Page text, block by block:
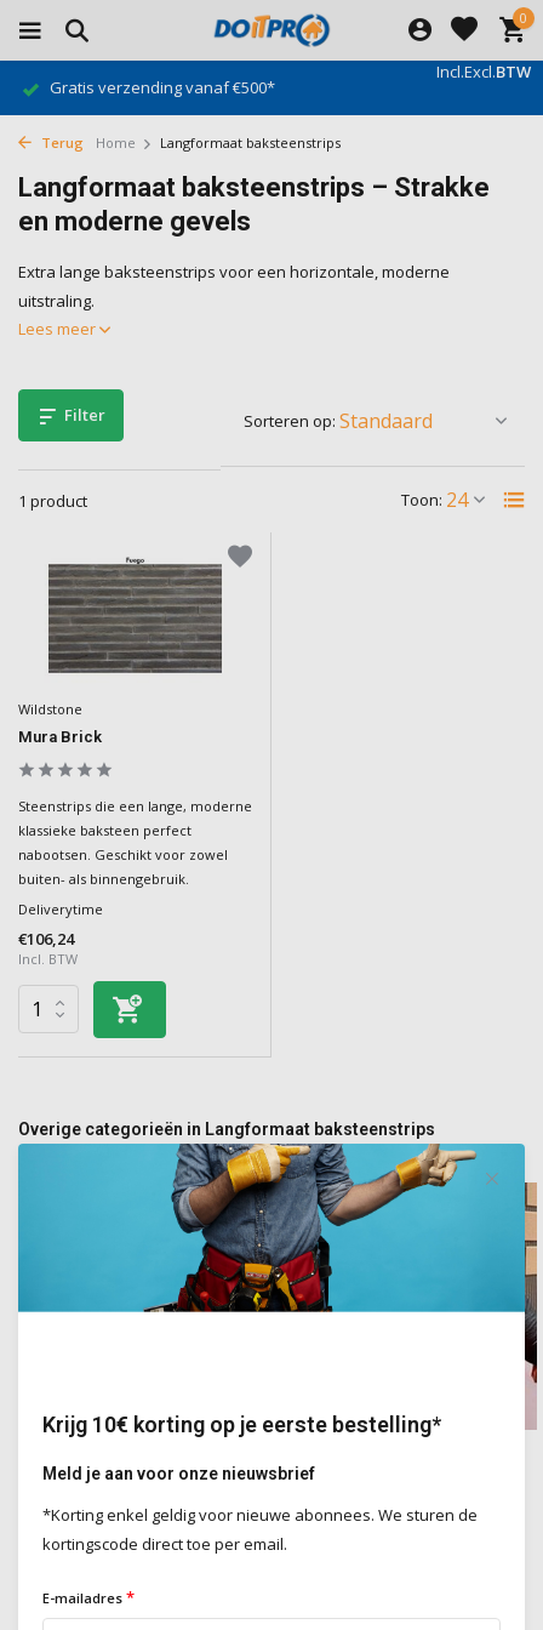
0
Incl.Excl.BTW
Gratis verzending vanaf €500*
Terug Home Langformaat baksteenstrips
Langformaat baksteenstrips – Strakke
en moderne gevels
Extra lange baksteenstrips voor een horizontale, moderne
uitstraling.
Lees meer
Filter
1 product Toon:
Sorteren op:
Wildstone
Mura Brick
Steenstrips die een lange, moderne
klassieke baksteen perfect
nabootsen. Geschikt voor zowel
buiten- als binnengebruik.
Deliverytime
€106,24
Incl. BTW
Overige categorieën in Langformaat baksteenstrips
Natuursteenstrips Flexibele minerale steenstrips
Langformaat baksteenstrips zijn langer en platter dan traditionele
Krijg 10€ korting op je eerste bestelling*
Meld je aan voor onze nieuwsbrief
*Korting enkel geldig voor nieuwe abonnees. We sturen de
kortingscode direct toe per email.
E-mailadres *